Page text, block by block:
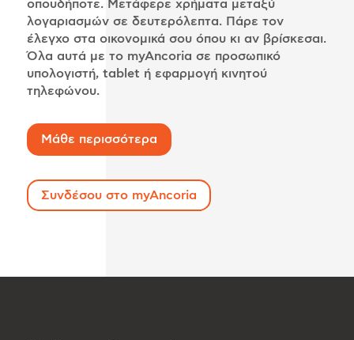
οπουδήποτε. Μετάφερε χρήματα μεταξύ
λογαριασμών σε δευτερόλεπτα. Πάρε τον
έλεγχο στα οικονομικά σου όπου κι αν βρίσκεσαι.
Όλα αυτά με το myAncoria σε προσωπικό
υπολογιστή, tablet ή εφαρμογή κινητού
τηλεφώνου.
Μάθε περισσότερα
Συνδέσου στο myAncoria